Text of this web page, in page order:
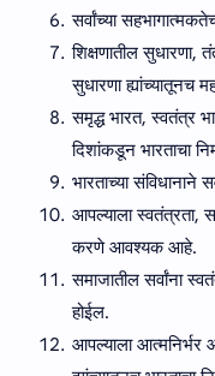
सर्वांच्या
शिक्षणातील सुधारणा,
सुधारणा ह्यांच्यातूनच
समृद्ध भारत, स्वतंत्र
दिशांकडून भारताचा
भारताच्या संविधानाने
आपल्याला स्वतंत्रता,
करणे आवश्यक आहे.
समाजातील सर्वांना
होईल.
आपल्याला आत्मनिर्भर